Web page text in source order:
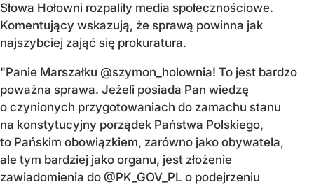
Słowa Hołowni rozpaliły media społecznościowe.
Komentujący wskazują, że sprawą powinna jak
najszybciej zająć się prokuratura.
"Panie Marszałku @szymon_holownia! To jest bardzo
poważna sprawa. Jeżeli posiada Pan wiedzę
o czynionych przygotowaniach do zamachu stanu
na konstytucyjny porządek Państwa Polskiego,
to Pańskim obowiązkiem, zarówno jako obywatela,
ale tym bardziej jako organu, jest złożenie
zawiadomienia do @PK_GOV_PL o podejrzeniu